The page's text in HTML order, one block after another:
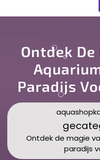
Ontdek De
Paradijs
Ontdek de magie
paradijs